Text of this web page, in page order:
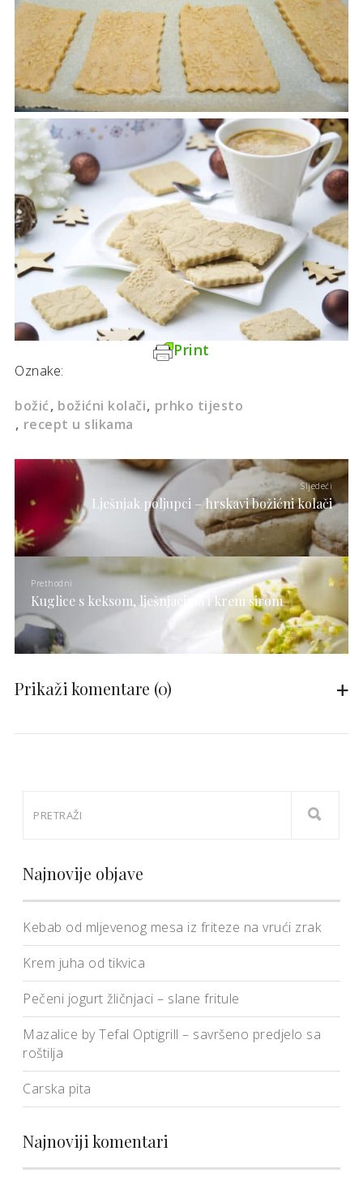
Print
Oznake:
božić božićni kolači prhko tijesto
recept u slikama
Sljedeći
Lješnjak poljupci – hrskavi božićni kolači
Prethodni
Kuglice s keksom, lješnjacima i krem sirom
Prikaži komentare (0)
Najnovije objave
Kebab od mljevenog mesa iz friteze na vrući zrak
Krem juha od tikvica
Pečeni jogurt žličnjaci – slane fritule
Mazalice by Tefal Optigrill – savršeno predjelo sa
roštilja
Carska pita
Najnoviji komentari